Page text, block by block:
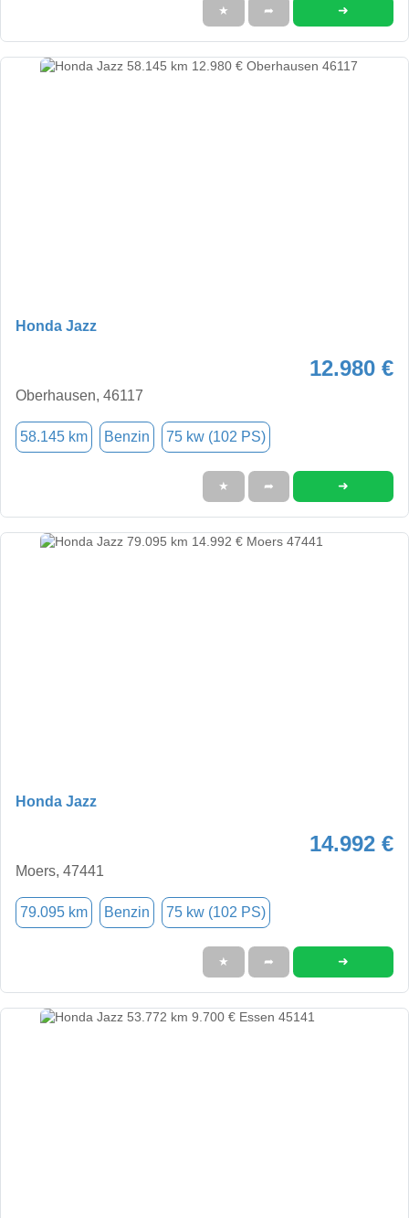
★ ➦ ➜
Honda Jazz
12.980 €
Oberhausen, 46117
58.145 km Benzin 75 kw (102 PS)
★ ➦ ➜
Honda Jazz
14.992 €
Moers, 47441
79.095 km Benzin 75 kw (102 PS)
★ ➦ ➜